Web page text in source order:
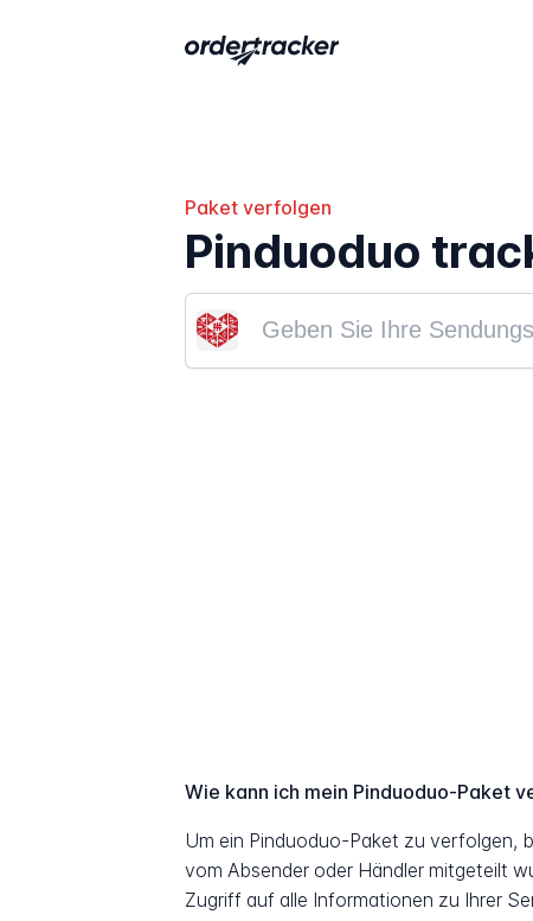
Paket verfolgen
Pinduoduo
Wie kann ich mein Pinduoduo-Paket
Um ein Pinduoduo-Paket zu verfolgen,
vom Absender oder Händler mitgeteilt
Zugriff auf alle Informationen zu Ihrer